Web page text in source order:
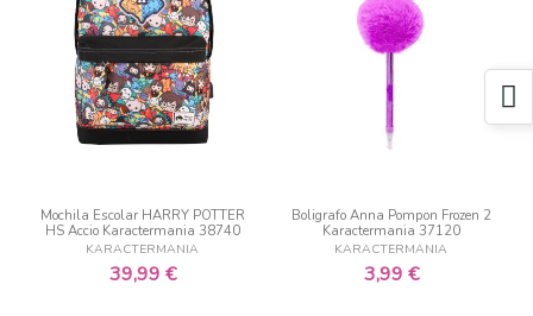
Mochila Escolar HARRY POTTER
HS Accio Karactermania 38740
KARACTERMANIA
39,99 €
Boligrafo Anna Pompon Frozen 2
Karactermania 37120
KARACTERMANIA
3,99 €